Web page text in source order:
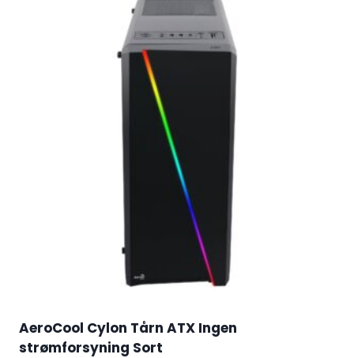
AeroCool Cylon Tårn ATX Ingen
strømforsyning Sort